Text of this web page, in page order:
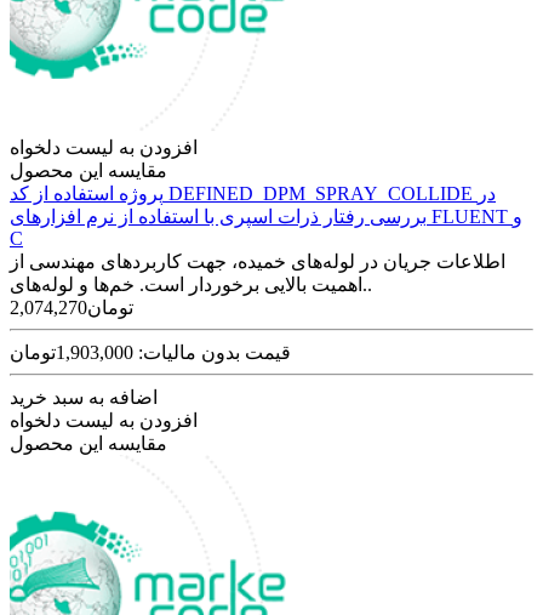
افزودن به لیست دلخواه
مقایسه این محصول
پروژه استفاده از کد DEFINED_DPM_SPRAY_COLLIDE در
بررسی رفتار ذرات اسپری با استفاده از نرم افزارهای FLUENT و
C
اطلاعات جریان در لوله‌های خمیده، جهت کاربردهای مهندسی از
اهمیت بالایی برخوردار است. خم‌ها و لوله‌های..
2,074,270تومان
قیمت بدون مالیات: 1,903,000تومان
اضافه به سبد خرید
افزودن به لیست دلخواه
مقایسه این محصول